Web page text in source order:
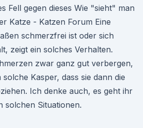
Fell gegen dieses Wie "sieht" man
Katze - Katzen Forum Eine
schmerzfrei ist oder sich
zeigt ein solches Verhalten.
zwar ganz gut verbergen,
Kasper, dass sie dann die
Ich denke auch, es geht ihr
solchen Situationen.